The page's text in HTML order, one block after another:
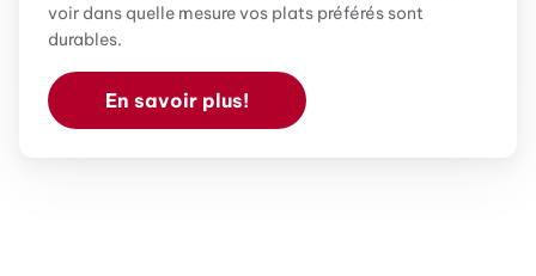
voir dans quelle mesure vos plats préférés sont
durables.
En savoir plus!